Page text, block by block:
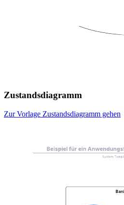
Zustandsdiagramm
Zur Vorlage Zustandsdiagramm gehen